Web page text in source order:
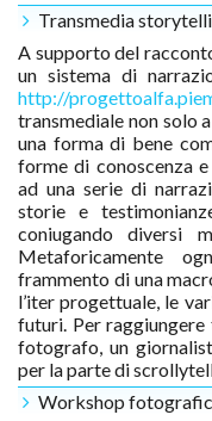
Transmedia
A supporto del
un sistema di
http://
transmediale non solo
una forma di bene
forme di conoscenza
ad una serie di
storie e
coniugando diversi
Metaforicamente
frammento di una
l’iter progettuale, le
futuri. Per
fotografo, un
per la parte di
Workshop